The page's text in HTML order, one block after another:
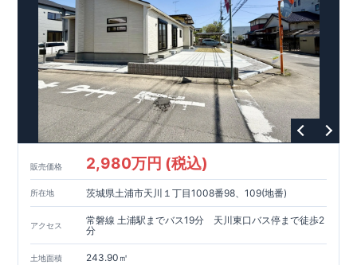
販売価格 2,980万円 (税込)
所在地 茨城県土浦市天川１丁目1008番98、109(地番)
アクセス
常磐線 土浦駅までバス19分 天川東口バス停まで徒歩2
分
土地面積 243.90㎡